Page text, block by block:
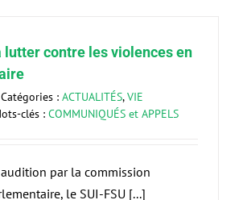
lutter contre les violences en
Catégories : ACTUALITÉS,VIE
clés : COMMUNIQUÉS et APPELS
par la commission
le SUI-FSU [...]